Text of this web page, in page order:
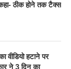
ठीक होने तक टैक्स
वीडियो हटाने पर
ने 3 दिन का